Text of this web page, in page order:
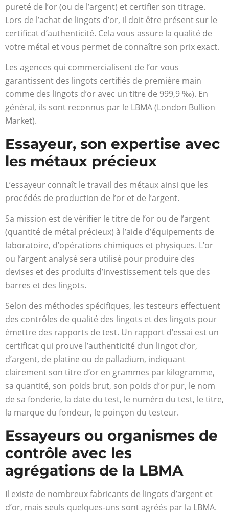
pureté de l’or (ou de l’argent) et certifier son titrage.
Lors de l’achat de lingots d’or, il doit être présent sur le
certificat d’authenticité. Cela vous assure la qualité de
votre métal et vous permet de connaître son prix exact.
Les agences qui commercialisent de l’or vous
garantissent des lingots certifiés de première main
comme des lingots d’or avec un titre de 999,9 ‰). En
général, ils sont reconnus par le LBMA (London Bullion
Market).
Essayeur, son expertise avec
les métaux précieux
L’essayeur connaît le travail des métaux ainsi que les
procédés de production de l’or et de l’argent.
Sa mission est de vérifier le titre de l’or ou de l’argent
(quantité de métal précieux) à l’aide d’équipements de
laboratoire, d’opérations chimiques et physiques. L’or
ou l’argent analysé sera utilisé pour produire des
devises et des produits d’investissement tels que des
barres et des lingots.
Selon des méthodes spécifiques, les testeurs effectuent
des contrôles de qualité des lingots et des lingots pour
émettre des rapports de test. Un rapport d’essai est un
certificat qui prouve l’authenticité d’un lingot d’or,
d’argent, de platine ou de palladium, indiquant
clairement son titre d’or en grammes par kilogramme,
sa quantité, son poids brut, son poids d’or pur, le nom
de sa fonderie, la date du test, le numéro du test, le titre,
la marque du fondeur, le poinçon du testeur.
Essayeurs ou organismes de
contrôle avec les
agrégations de la LBMA
Il existe de nombreux fabricants de lingots d’argent et
d’or, mais seuls quelques-uns sont agréés par la LBMA.